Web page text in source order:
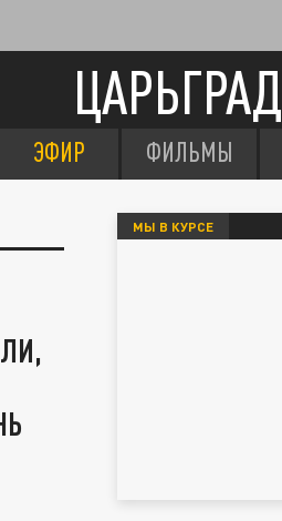
ЦАРЬГРАД
ЭФИР ФИЛЬМЫ
МЫ В КУРСЕ